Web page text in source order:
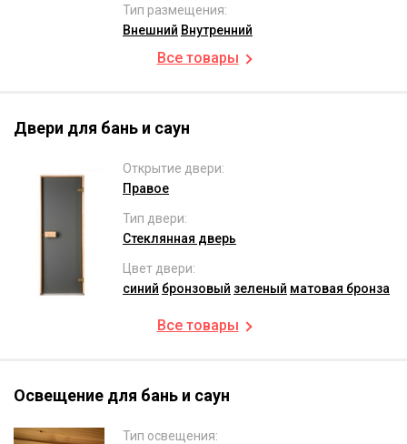
Тип размещения:
Внешний Внутренний
Все товары
Двери для бань и саун
Открытие двери:
Правое
Тип двери:
Стеклянная дверь
Цвет двери:
синий бронзовый зеленый матовая бронза
Все товары
Освещение для бань и саун
Тип освещения: